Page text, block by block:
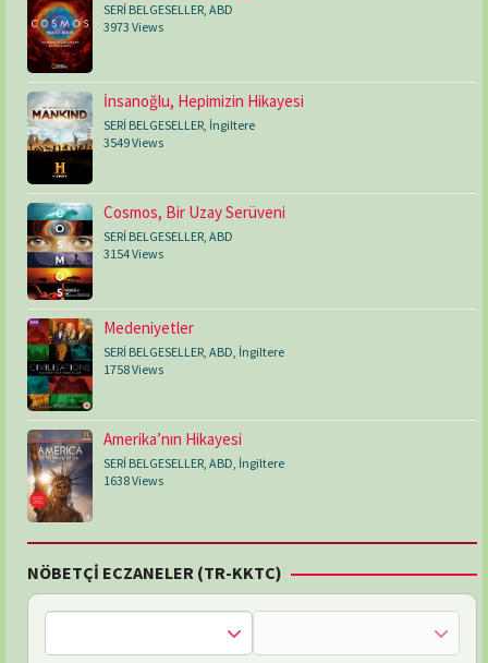
SERİ BELGESELLER, ABD
3973 Views
İnsanoğlu, Hepimizin Hikayesi
SERİ BELGESELLER İngiltere
3549 Views
Cosmos, Bir Uzay Serüveni
SERİ BELGESELLER, ABD
3154 Views
Medeniyetler
SERİ BELGESELLER ABD İngiltere
1758 Views
Amerika’nın Hikayesi
SERİ BELGESELLER, ABD, İngiltere
1638 Views
NÖBETÇİ ECZANELER (TR-KKTC)